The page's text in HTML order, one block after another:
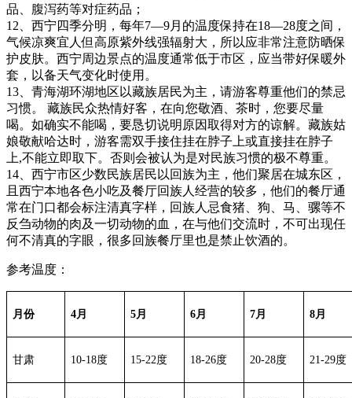
品、腹泻药等对症药品；
12、西宁四季分明，每年7—9月的温度保持在18—28度之间，
气候凉爽宜人但高原紫外线强辐射大，所以应非常注意防晒保
护皮肤。西宁周边景点的温度通常低于市区，应当带好保暖外
套，以备天气变化时使用。
13、青海湖环湖地区以藏族居民为主，请游客尊重他们的禁忌
习惯。 藏族民众热情好客，在向您敬酒、茶时，您要尽量
喝。如确实不能喝，要恳切说明原因取得对方的谅解。藏族姑
娘敬献哈达时，游客需双手接住挂在脖子上或直接挂在脖子
上,不能立即取下。否则会被认为是对民族习惯的极不尊重。
14、西宁市区少数民族居民以回族为主，他们聚居在城东区，
且西宁本地各色小吃及餐厅回族人经营的较多，他们的餐厅通
常在门口都会标注清真字样，回族人忌食猪、狗、马、骡等不
反刍动物的肉及一切动物的血，在与他们交流时，不可出现任
何不清真的字眼，很多回族餐厅里也是禁止饮酒的。
参考温度：
月份 4月 5月 6月 7月 8月
甘肃 10-18度 15-22度 18-26度 20-28度 21-29度